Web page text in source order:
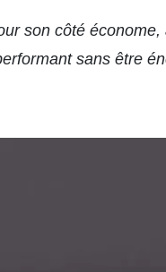
son côté
sans être